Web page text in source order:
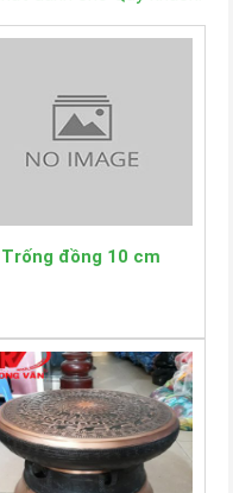
Trống đồng 10 cm